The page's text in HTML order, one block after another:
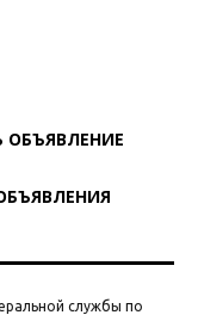
ОБЪЯВЛЕНИЕ
службы по